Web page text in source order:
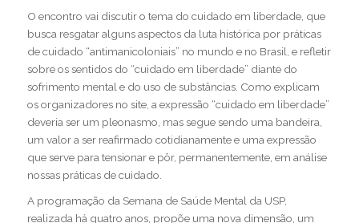
O encontro vai discutir o tema do cuidado em liberdade, que
busca resgatar alguns aspectos da luta histórica por práticas
de cuidado “antimanicoloniais” no mundo e no Brasil, e refletir
sobre os sentidos do “cuidado em liberdade” diante do
sofrimento mental e do uso de substâncias. Como explicam
os organizadores no site, a expressão “cuidado em liberdade”
deveria ser um pleonasmo, mas segue sendo uma bandeira,
um valor a ser reafirmado cotidianamente e uma expressão
que serve para tensionar e pôr, permanentemente, em análise
nossas práticas de cuidado.
A programação da Semana de Saúde Mental da USP,
realizada há quatro anos, propõe uma nova dimensão, um